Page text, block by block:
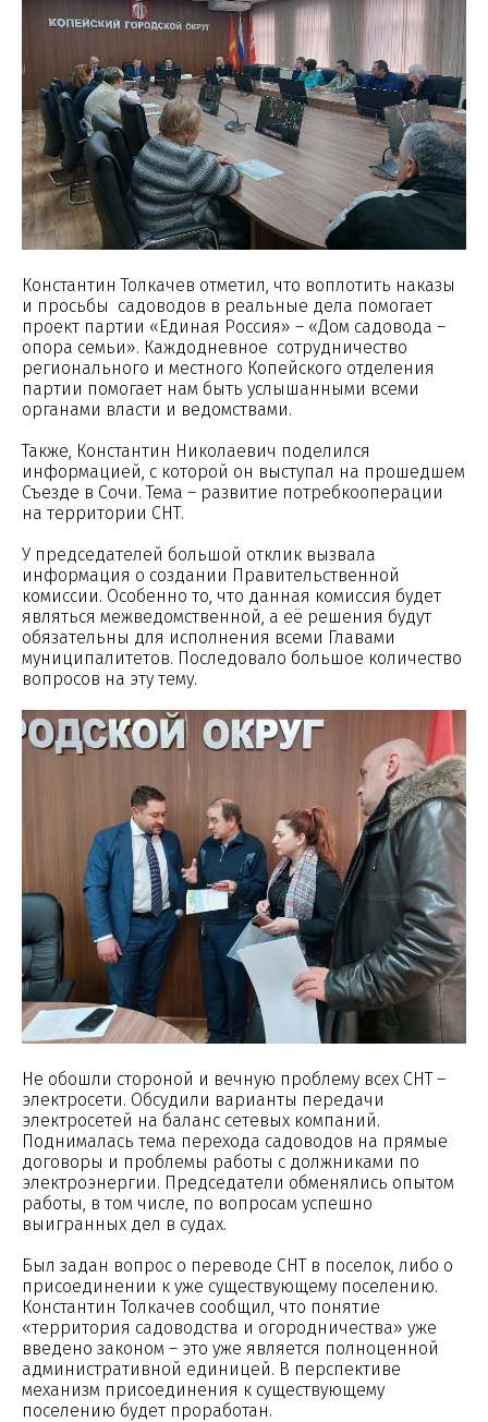
Константин Толкачев отметил, что воплотить наказы
и просьбы садоводов в реальные дела помогает
проект партии «Единая Россия» – «Дом садовода –
опора семьи». Каждодневное сотрудничество
регионального и местного Копейского отделения
партии помогает нам быть услышанными всеми
органами власти и ведомствами.
Также, Константин Николаевич поделился
информацией, с которой он выступал на прошедшем
Съезде в Сочи. Тема – развитие потребкооперации
на территории СНТ.
У председателей большой отклик вызвала
информация о создании Правительственной
комиссии. Особенно то, что данная комиссия будет
являться межведомственной, а её решения будут
обязательны для исполнения всеми Главами
муниципалитетов. Последовало большое количество
вопросов на эту тему.
Не обошли стороной и вечную проблему всех СНТ –
электросети. Обсудили варианты передачи
электросетей на баланс сетевых компаний.
Поднималась тема перехода садоводов на прямые
договоры и проблемы работы с должниками по
электроэнергии. Председатели обменялись опытом
работы, в том числе, по вопросам успешно
выигранных дел в судах.
Был задан вопрос о переводе СНТ в поселок, либо о
присоединении к уже существующему поселению.
Константин Толкачев сообщил, что понятие
«территория садоводства и огородничества» уже
введено законом – это уже является полноценной
административной единицей. В перспективе
механизм присоединения к существующему
поселению будет проработан.